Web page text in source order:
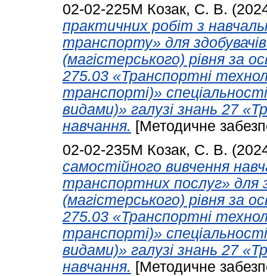
02-02-225М Козак, С. В.
практичних робіт з
транспорту» для
(магістерського) рівня за
275.03 «Транспортні
транспорті)»
видами)» галузі знань 27
навчання. [Методичне
02-02-235М Козак, С. В.
самостійного вивчення
транспортних послуг» для
(магістерського) рівня за
275.03 «Транспортні
транспорті)»
видами)» галузі знань 27
навчання. [Методичне